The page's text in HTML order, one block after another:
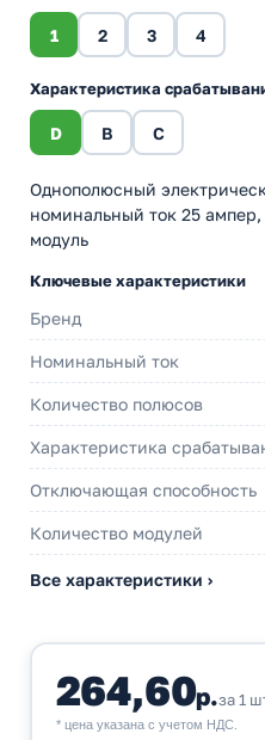
1 2 3 4
Характеристика
D B C
Однополюсный
номинальный ток 25 ампер,
модуль
Ключевые характеристики
Бренд
Номинальный ток
Количество полюсов
Характеристика
Отключающая способность
Количество модулей
Все характеристики ›
264,60р.за 1
* цена указана с учетом НДС.